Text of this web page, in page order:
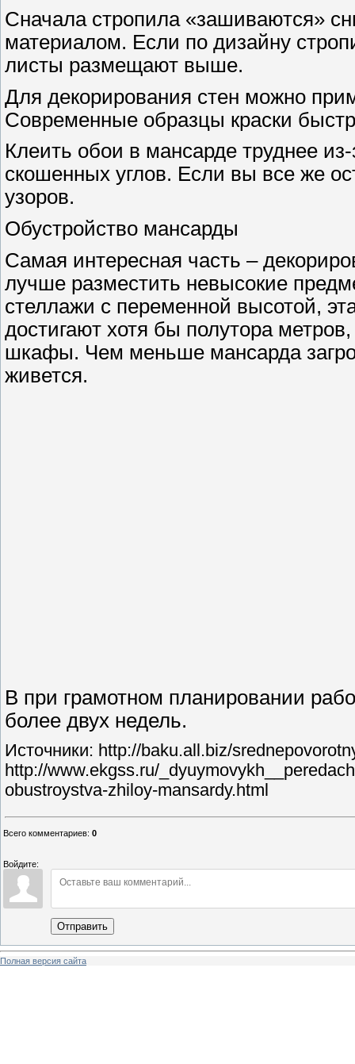
Сначала стропила «зашиваются»
материалом. Если по дизайну
листы размещают выше.
Для декорирования стен можно
Современные образцы краски
Клеить обои в мансарде труднее
скошенных углов. Если вы все же
узоров.
Обустройство мансарды
Самая интересная часть –
лучше разместить невысокие
стеллажи с переменной высотой,
достигают хотя бы полутора
шкафы. Чем меньше мансарда
живется.
В при грамотном планировании
более двух недель.
Источники: http://baku.all.biz/
http://www.ekgss.ru/
obustroystva-zhiloy-mansardy.html
Всего комментариев: 0
Войдите:
Отправить
Полная версия сайта